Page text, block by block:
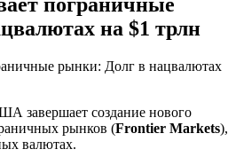
на $1 трлн
завершает создание нового
рынков (Frontier Markets),
валютах.